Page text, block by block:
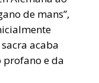
de mans”,
acaba
profano e da